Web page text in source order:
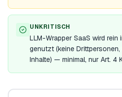
UNKRITISCH
LLM-Wrapper SaaS wird
genutzt (keine
Inhalte) — minimal, nur Art. 4